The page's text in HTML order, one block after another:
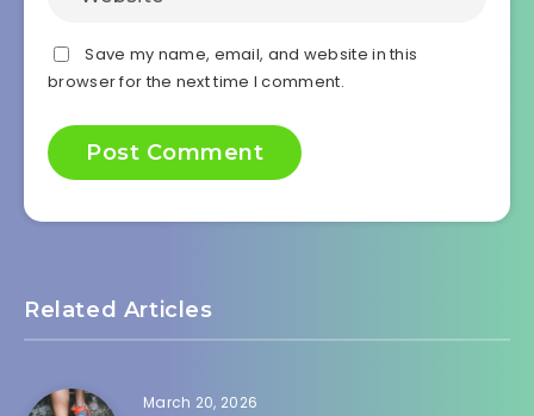
Save my name, email, and website in this
browser for the next time I comment.
Related Articles
March 20, 2026